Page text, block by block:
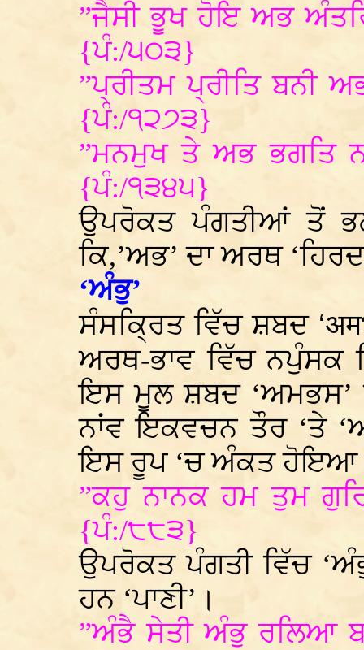
”ਜੈਸੀ ਭੂਖ ਹੋਇ ਅਭ
{ਪੰ:/੫੦੩}
”ਪ੍ਰੀਤਮ ਪ੍ਰੀਤਿ ਬਨੀ
{ਪੰ:/੧੨੭੩}
”ਮਨਮੁਖ ਤੇ ਅਭ ਭਗਤਿ
{ਪੰ:/੧੩੪੫}
ਉਪਰੋਕਤ ਪੰਗਤੀਆਂ ਤੋਂ
ਕਿ,’ਅਭ’ ਦਾ ਅਰਥ
‘ਅੰਭੁ’
ਸੰਸਕ੍ਰਿਤ ਵਿੱਚ ਸ਼ਬਦ ‘
ਅਰਥ-ਭਾਵ ਵਿੱਚ ਨਪੁੰਸਕ
ਇਸ ਮੂਲ ਸ਼ਬਦ
ਨਾਂਵ ਇਕਵਚਨ ਤੌਰ ‘ਤੇ
ਇਸ ਰੂਪ ‘ਚ ਅੰਕਤ ਹੋਇਆ
”ਕਹੁ ਨਾਨਕ ਹਮ ਤੁਮ
{ਪੰ:/੮੮੩}
ਉਪਰੋਕਤ ਪੰਗਤੀ ਵਿੱਚ
ਹਨ ‘ਪਾਣੀ’।
”ਅੰਭੈ ਸੇਤੀ ਅੰਭੁ ਰਲਿਆ